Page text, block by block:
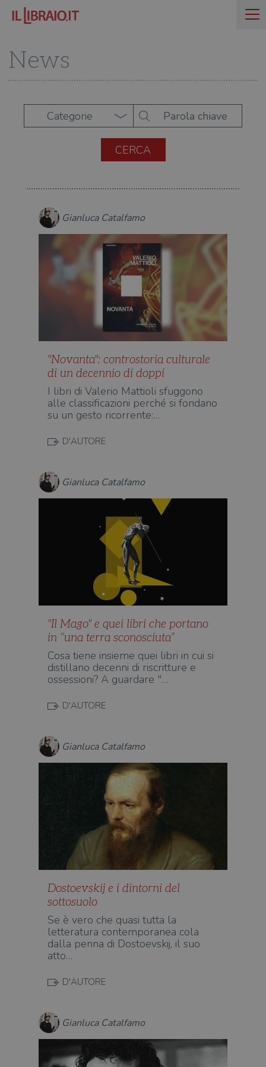
News
Categorie
Gianluca Catalfamo
"Novanta": controstoria culturale
di un decennio di doppi
I libri di Valerio Mattioli sfuggono
alle classificazioni perché si fondano
su un gesto ricorrente:…
D'AUTORE
Gianluca Catalfamo
"Il Mago" e quei libri che portano
in “una terra sconosciuta”
Cosa tiene insieme quei libri in cui si
distillano decenni di riscritture e
ossessioni? A guardare "…
D'AUTORE
Gianluca Catalfamo
Dostoevskij e i dintorni del
sottosuolo
Se è vero che quasi tutta la
letteratura contemporanea cola
dalla penna di Dostoevskij, il suo
atto…
D'AUTORE
Gianluca Catalfamo